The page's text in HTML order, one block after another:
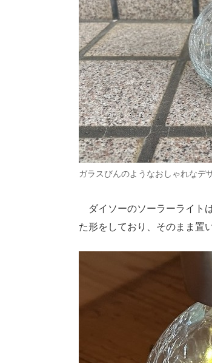
ガラスびんのようなおしゃれなデ
ダイソーのソーラーライトは
た形をしており、そのまま置